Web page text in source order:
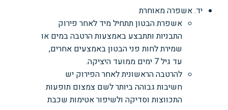
יד. אשפרה מאוחרת
אשפרת הבטון תתחיל מיד לאחר פירוק
התבניות ותתבצע באמצעות הרטבה במים או
שמירת לחות פני הבטון באמצעים אחרים,
עד גיל 7 ימים ממועד היציקה.
להרטבה הראשונית לאחר הפירוק יש
חשיבות גבוהה ביותר לשם צמצום תופעות
התכווצות וסדיקה ולשיפור אטימות שכבת